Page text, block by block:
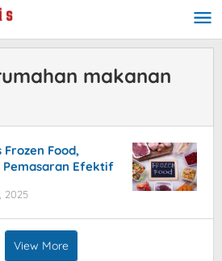
makanan
Frozen Food,
Efektif
2025
View More